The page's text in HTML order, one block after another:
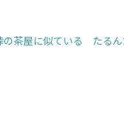
の茶屋に似ている たるん